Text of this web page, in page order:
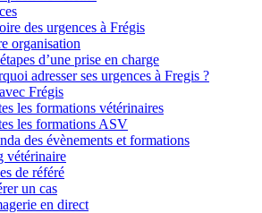
des urgences à Frégis
organisation
d’une prise en charge
adresser ses urgences à Fregis ?
Frégis
les formations vétérinaires
les formations ASV
des évènements et formations
vétérinaire
de référé
un cas
en direct